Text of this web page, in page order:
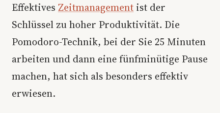
Effektives Zeitmanagement ist der
Schlüssel zu hoher Produktivität. Die
Pomodoro-Technik, bei der Sie 25 Minuten
arbeiten und dann eine fünfminütige Pause
machen, hat sich als besonders effektiv
erwiesen.